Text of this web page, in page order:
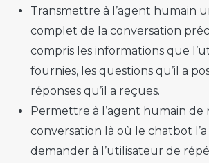
Transmettre à l’agent humain
complet de la conversation
compris les informations que
fournies, les questions qu’il a
réponses qu’il a reçues.
Permettre à l’agent humain de
conversation là où le chatbot l’a
demander à l’utilisateur de